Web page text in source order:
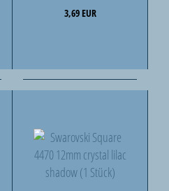
3,69 EUR